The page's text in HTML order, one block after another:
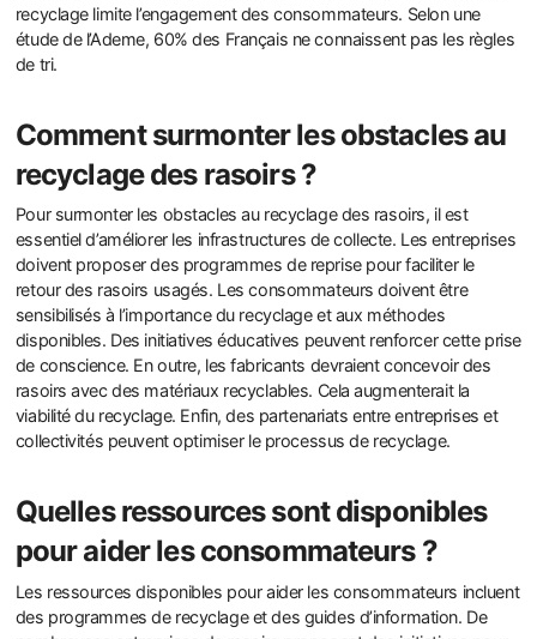
recyclage limite l’engagement des consommateurs. Selon une
étude de l’Ademe, 60% des Français ne connaissent pas les règles
de tri.
Comment surmonter les obstacles au
recyclage des rasoirs ?
Pour surmonter les obstacles au recyclage des rasoirs, il est
essentiel d’améliorer les infrastructures de collecte. Les entreprises
doivent proposer des programmes de reprise pour faciliter le
retour des rasoirs usagés. Les consommateurs doivent être
sensibilisés à l’importance du recyclage et aux méthodes
disponibles. Des initiatives éducatives peuvent renforcer cette prise
de conscience. En outre, les fabricants devraient concevoir des
rasoirs avec des matériaux recyclables. Cela augmenterait la
viabilité du recyclage. Enfin, des partenariats entre entreprises et
collectivités peuvent optimiser le processus de recyclage.
Quelles ressources sont disponibles
pour aider les consommateurs ?
Les ressources disponibles pour aider les consommateurs incluent
des programmes de recyclage et des guides d’information. De